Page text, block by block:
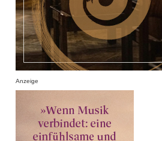
Anzeige